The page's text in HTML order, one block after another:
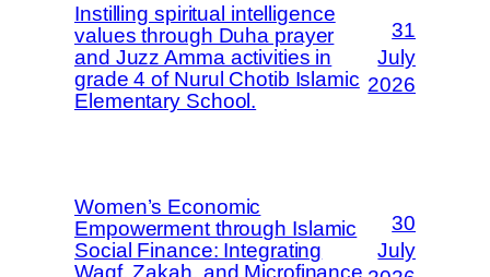
Instilling spiritual intelligence
values through Duha prayer
and Juzz Amma activities in
grade 4 of Nurul Chotib Islamic
Elementary School.
31
July
2026
Women’s Economic
Empowerment through Islamic
Social Finance: Integrating
Waqf, Zakah, and Microfinance
30
July